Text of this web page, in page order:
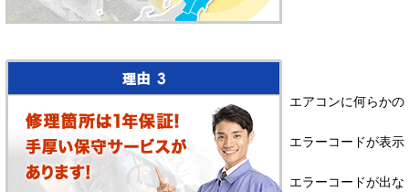
エアコンに何らか
エラーコードが表
エラーコードが出